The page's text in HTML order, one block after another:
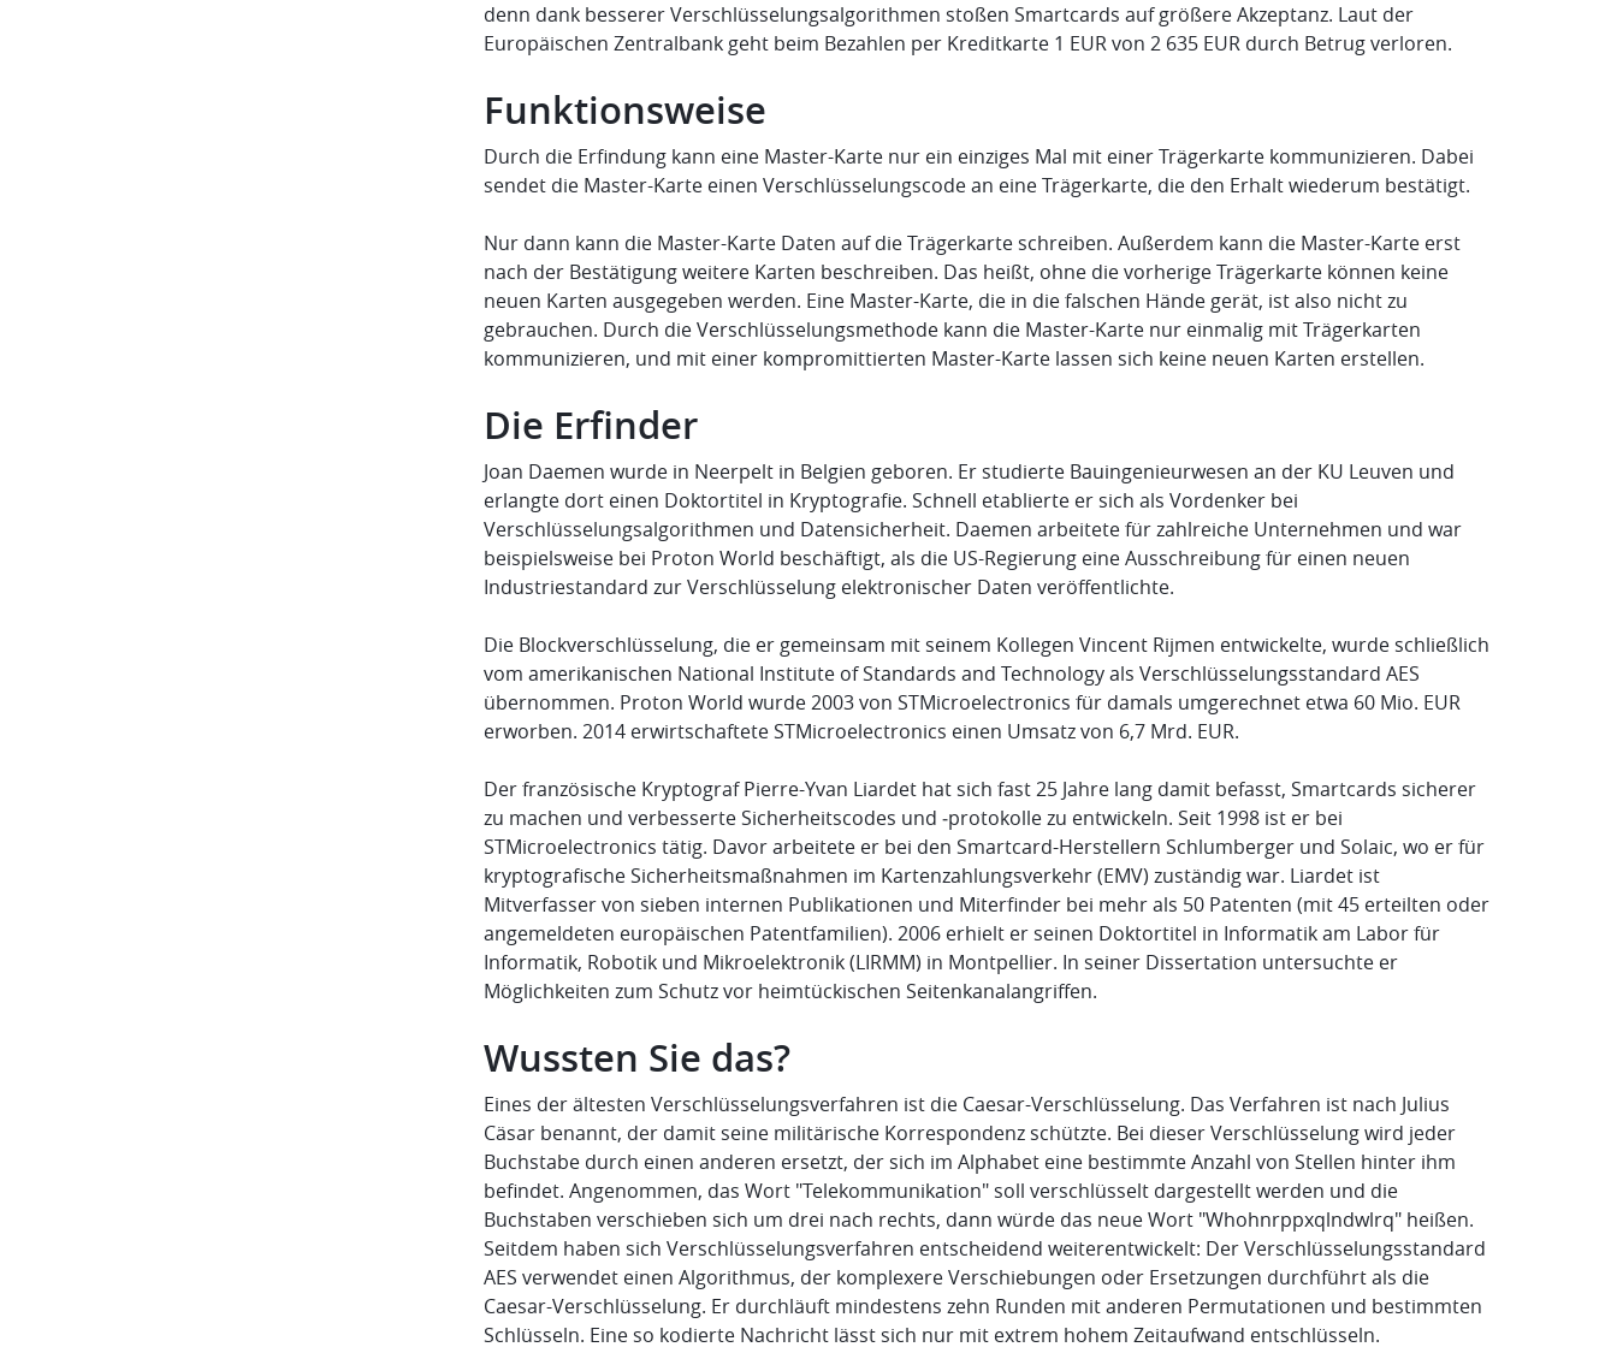
denn dank besserer Verschlüsselungsalgorithmen stoßen Smartcards auf größere Akzeptanz. Laut der
Europäischen Zentralbank geht beim Bezahlen per Kreditkarte 1 EUR von 2 635 EUR durch Betrug verloren.
Funktionsweise
Durch die Erfindung kann eine Master-Karte nur ein einziges Mal mit einer Trägerkarte kommunizieren. Dabei
sendet die Master-Karte einen Verschlüsselungscode an eine Trägerkarte, die den Erhalt wiederum bestätigt.
Nur dann kann die Master-Karte Daten auf die Trägerkarte schreiben. Außerdem kann die Master-Karte erst
nach der Bestätigung weitere Karten beschreiben. Das heißt, ohne die vorherige Trägerkarte können keine
neuen Karten ausgegeben werden. Eine Master-Karte, die in die falschen Hände gerät, ist also nicht zu
gebrauchen. Durch die Verschlüsselungsmethode kann die Master-Karte nur einmalig mit Trägerkarten
kommunizieren, und mit einer kompromittierten Master-Karte lassen sich keine neuen Karten erstellen.
Die Erfinder
Joan Daemen wurde in Neerpelt in Belgien geboren. Er studierte Bauingenieurwesen an der KU Leuven und
erlangte dort einen Doktortitel in Kryptografie. Schnell etablierte er sich als Vordenker bei
Verschlüsselungsalgorithmen und Datensicherheit. Daemen arbeitete für zahlreiche Unternehmen und war
beispielsweise bei Proton World beschäftigt, als die US-Regierung eine Ausschreibung für einen neuen
Industriestandard zur Verschlüsselung elektronischer Daten veröffentlichte.
Die Blockverschlüsselung, die er gemeinsam mit seinem Kollegen Vincent Rijmen entwickelte, wurde schließlich
vom amerikanischen National Institute of Standards and Technology als Verschlüsselungsstandard AES
übernommen. Proton World wurde 2003 von STMicroelectronics für damals umgerechnet etwa 60 Mio. EUR
erworben. 2014 erwirtschaftete STMicroelectronics einen Umsatz von 6,7 Mrd. EUR.
Der französische Kryptograf Pierre-Yvan Liardet hat sich fast 25 Jahre lang damit befasst, Smartcards sicherer
zu machen und verbesserte Sicherheitscodes und ‑protokolle zu entwickeln. Seit 1998 ist er bei
STMicroelectronics tätig. Davor arbeitete er bei den Smartcard-Herstellern Schlumberger und Solaic, wo er für
kryptografische Sicherheitsmaßnahmen im Kartenzahlungsverkehr (EMV) zuständig war. Liardet ist
Mitverfasser von sieben internen Publikationen und Miterfinder bei mehr als 50 Patenten (mit 45 erteilten oder
angemeldeten europäischen Patentfamilien). 2006 erhielt er seinen Doktortitel in Informatik am Labor für
Informatik, Robotik und Mikroelektronik (LIRMM) in Montpellier. In seiner Dissertation untersuchte er
Möglichkeiten zum Schutz vor heimtückischen Seitenkanalangriffen.
Wussten Sie das?
Eines der ältesten Verschlüsselungsverfahren ist die Caesar-Verschlüsselung. Das Verfahren ist nach Julius
Cäsar benannt, der damit seine militärische Korrespondenz schützte. Bei dieser Verschlüsselung wird jeder
Buchstabe durch einen anderen ersetzt, der sich im Alphabet eine bestimmte Anzahl von Stellen hinter ihm
befindet. Angenommen, das Wort "Telekommunikation" soll verschlüsselt dargestellt werden und die
Buchstaben verschieben sich um drei nach rechts, dann würde das neue Wort "Whohnrppxqlndwlrq" heißen.
Seitdem haben sich Verschlüsselungsverfahren entscheidend weiterentwickelt: Der Verschlüsselungsstandard
AES verwendet einen Algorithmus, der komplexere Verschiebungen oder Ersetzungen durchführt als die
Caesar-Verschlüsselung. Er durchläuft mindestens zehn Runden mit anderen Permutationen und bestimmten
Schlüsseln. Eine so kodierte Nachricht lässt sich nur mit extrem hohem Zeitaufwand entschlüsseln.